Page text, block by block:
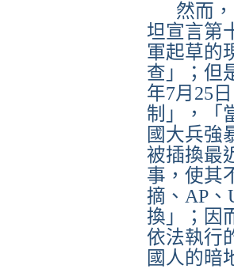
然而
坦宣言第
軍起草的
查」；但
年7月 25
制」，
國大兵強
被插換最
事，使其
摘、 AP 、
換 」；因
依法執行
國人的暗